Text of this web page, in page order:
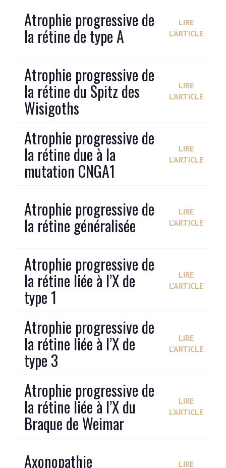
Atrophie progressive de
la rétine de type A
LIRE
L'ARTICLE
Atrophie progressive de
la rétine du Spitz des
Wisigoths
LIRE
L'ARTICLE
Atrophie progressive de
la rétine due à la
mutation CNGA1
LIRE
L'ARTICLE
Atrophie progressive de
la rétine généralisée
LIRE
L'ARTICLE
Atrophie progressive de
la rétine liée à l’X de
type 1
LIRE
L'ARTICLE
Atrophie progressive de
la rétine liée à l’X de
type 3
LIRE
L'ARTICLE
Atrophie progressive de
la rétine liée à l’X du
Braque de Weimar
LIRE
L'ARTICLE
Axonopathie LIRE